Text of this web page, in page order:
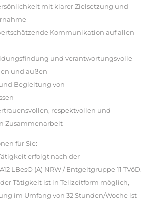
mit klarer Zielsetzung und
Kommunikation auf allen
und verantwortungsvolle
und außen
Begleitung von
respektvollen und
Zusammenarbeit
für Sie:
erfolgt nach der
LBesO (A) NRW / Entgeltgruppe 11 TVöD.
Tätigkeit ist in Teilzeitform möglich,
im Umfang von 32 Stunden/Woche ist